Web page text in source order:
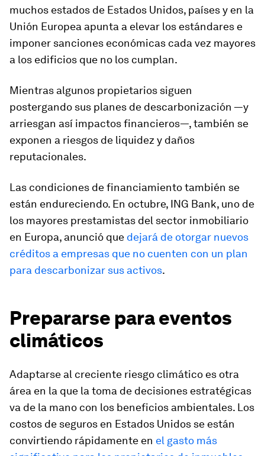
muchos estados de Estados Unidos, países y en la
Unión Europea apunta a elevar los estándares e
imponer sanciones económicas cada vez mayores
a los edificios que no los cumplan.
Mientras algunos propietarios siguen
postergando sus planes de descarbonización —y
arriesgan así impactos financieros—, también se
exponen a riesgos de liquidez y daños
reputacionales.
Las condiciones de financiamiento también se
están endureciendo. En octubre, ING Bank, uno de
los mayores prestamistas del sector inmobiliario
en Europa, anunció que dejará de otorgar nuevos
créditos a empresas que no cuenten con un plan
para descarbonizar sus activos.
Prepararse para eventos
climáticos
Adaptarse al creciente riesgo climático es otra
área en la que la toma de decisiones estratégicas
va de la mano con los beneficios ambientales. Los
costos de seguros en Estados Unidos se están
convirtiendo rápidamente en el gasto más